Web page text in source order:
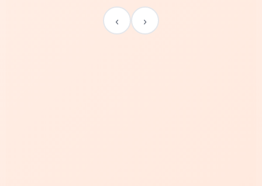
‹
›